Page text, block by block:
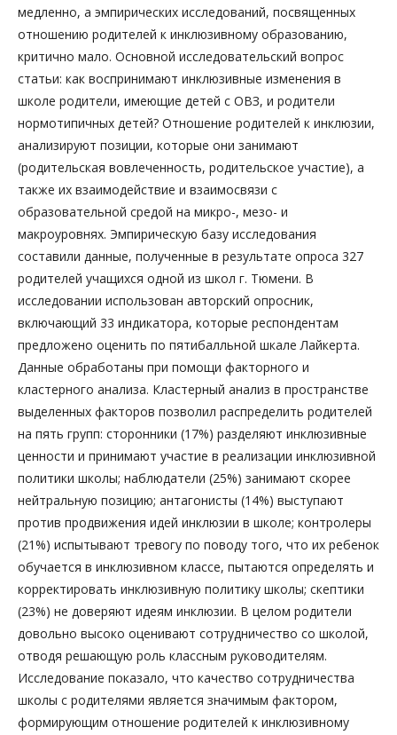
медленно, а эмпирических исследований, посвященных
отношению родителей к инклюзивному образованию,
критично мало. Основной исследовательский вопрос
статьи: как воспринимают инклюзивные изменения в
школе родители, имеющие детей с ОВЗ, и родители
нормотипичных детей? Отношение родителей к инклюзии,
анализируют позиции, которые они занимают
(родительская вовлеченность, родительское участие), а
также их взаимодействие и взаимосвязи с
образовательной средой на микро-, мезо- и
макроуровнях. Эмпирическую базу исследования
составили данные, полученные в результате опроса 327
родителей учащихся одной из школ г. Тюмени. В
исследовании использован авторский опросник,
включающий 33 индикатора, которые респондентам
предложено оценить по пятибалльной шкале Лайкерта.
Данные обработаны при помощи факторного и
кластерного анализа. Кластерный анализ в пространстве
выделенных факторов позволил распределить родителей
на пять групп: сторонники (17%) разделяют инклюзивные
ценности и принимают участие в реализации инклюзивной
политики школы; наблюдатели (25%) занимают скорее
нейтральную позицию; антагонисты (14%) выступают
против продвижения идей инклюзии в школе; контролеры
(21%) испытывают тревогу по поводу того, что их ребенок
обучается в инклюзивном классе, пытаются определять и
корректировать инклюзивную политику школы; скептики
(23%) не доверяют идеям инклюзии. В целом родители
довольно высоко оценивают сотрудничество со школой,
отводя решающую роль классным руководителям.
Исследование показало, что качество сотрудничества
школы с родителями является значимым фактором,
формирующим отношение родителей к инклюзивному